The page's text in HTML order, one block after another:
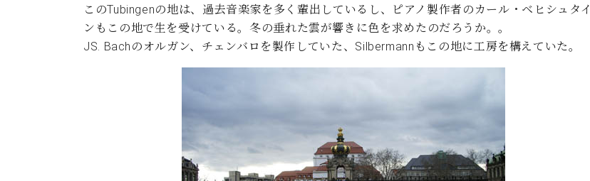
このTubingenの地は、過去音楽家を多く輩出しているし、ピアノ製作者のカール・ベヒシュタイ
ンもこの地で生を受けている。冬の垂れた雲が響きに色を求めたのだろうか。。
JS. Bachのオルガン、チェンバロを製作していた、Silbermannもこの地に工房を構えていた。